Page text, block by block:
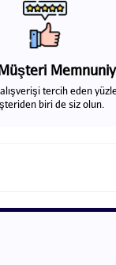
tercih eden
biri de siz olun.